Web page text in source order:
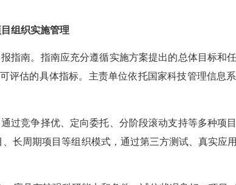
组织实施管理
南。指南应充分遵循实施方案提出的总体目标和
估的具体指标。主责单位依托国家科技管理信息
竞争择优、定向委托、分阶段滚动支持等多种项
长周期项目等组织模式，通过第三方测试、真实应